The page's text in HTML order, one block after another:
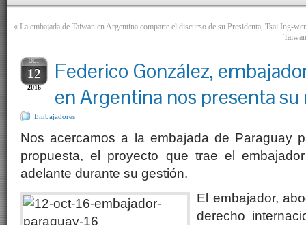
« La embajada de Taiwan en Argentina comparte el discurso de su Presidenta, Tsai Ing-
OCT
12
2016
Federico González,
en Argentina nos presenta su
Embajadores
Nos acercamos a la embajada de Paraguay
propuesta, el proyecto que trae el
adelante durante su gestión.
El embajador,
derecho